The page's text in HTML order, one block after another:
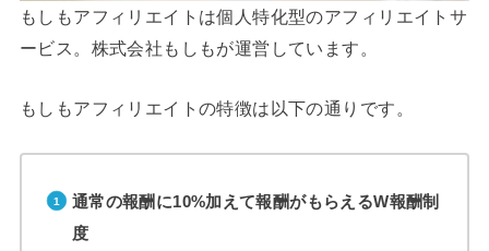
もしもアフィリエイトは個人特化型のアフィリエイトサ
ービス。株式会社もしもが運営しています。
もしもアフィリエイトの特徴は以下の通りです。
通常の報酬に10%加えて報酬がもらえるW報酬制
度